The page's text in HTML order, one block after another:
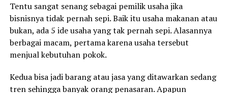
Tentu sangat senang sebagai pemilik usaha jika
bisnisnya tidak pernah sepi. Baik itu usaha makanan atau
bukan, ada 5 ide usaha yang tak pernah sepi. Alasannya
berbagai macam, pertama karena usaha tersebut
menjual kebutuhan pokok.
Kedua bisa jadi barang atau jasa yang ditawarkan sedang
tren sehingga banyak orang penasaran. Apapun